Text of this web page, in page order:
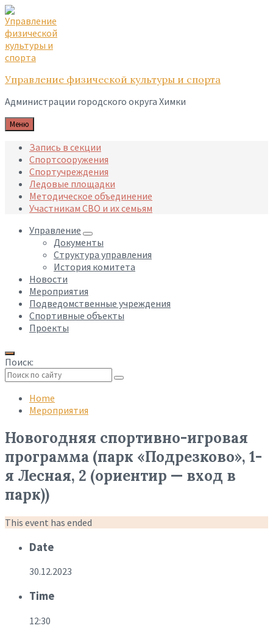
Skip
to
content
Skip
to
main
navigation
Skip
to
footer
Управление физической культуры и спорта
Администрации городского округа Химки
Меню
Запись в секции
Спортсооружения
Спортучреждения
Ледовые площадки
Методическое объединение
Участникам СВО и их семьям
Управление
Документы
Структура управления
История комитета
Новости
Мероприятия
Подведомственные учреждения
Спортивные объекты
Проекты
Поиск:
search
Home
Мероприятия
Новогодняя спортивно-игровая
программа (парк «Подрезково», 1-
я Лесная, 2 (ориентир — вход в
парк))
This event has ended
Date
30.12.2023
Time
12:30